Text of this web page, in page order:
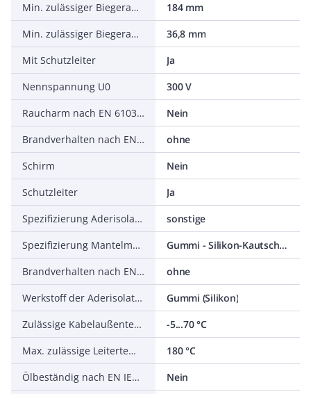
Min. zulässiger Biegeradius, flexibler Einsatz/freie Bewegung
184 mm
Min. zulässiger Biegeradius, stationärer Einsatz/fest verlegt
36,8 mm
Mit Schutzleiter
Ja
Nennspannung U0
300 V
Raucharm nach EN 61034-2
Nein
Brandverhalten nach EN 13501-6: Rauchentwicklung
ohne
Schirm
Nein
Schutzleiter
Ja
Spezifizierung Aderisolation
sonstige
Spezifizierung Mantelmaterial
Gummi - Silikon-Kautschuk (SIR)
Brandverhalten nach EN 13501-6: Säureentwicklung
ohne
Werkstoff der Aderisolation
Gummi (Silikon)
Zulässige Kabelaußentemperatur bei Montage/Handling
-5...70 °C
Max. zulässige Leitertemperatur
180 °C
Ölbeständig nach EN IEC 60811-404
Nein